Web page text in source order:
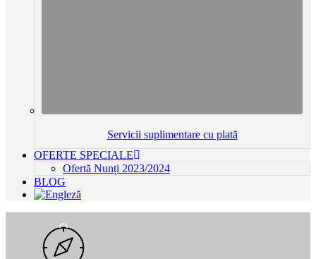
Servicii suplimentare cu plată
OFERTE SPECIALE
Ofertă Nunți 2023/2024
BLOG